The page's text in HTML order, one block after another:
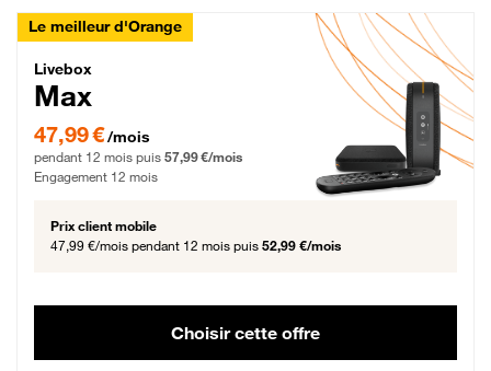
Le meilleur d'Orange
Livebox Max Fibre
Livebox
Max
47,99 € par mois pendant 12 mois puis 57,99 € par mois, Engagement 12 mois
47,99 €/mois
pendant 12 mois puis 57,99 €/mois
Engagement 12 mois
Prix client mobile
47,99 €/mois pendant 12 mois puis 52,99 €/mois
Choisir cette offre